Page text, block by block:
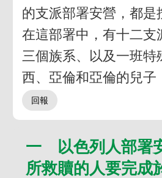
的支派部署安營，都是
在這部署中，有十二支
三個族系、以及一班特
西、亞倫和亞倫的兒子
一 以色列人部署
所救贖的人要完成